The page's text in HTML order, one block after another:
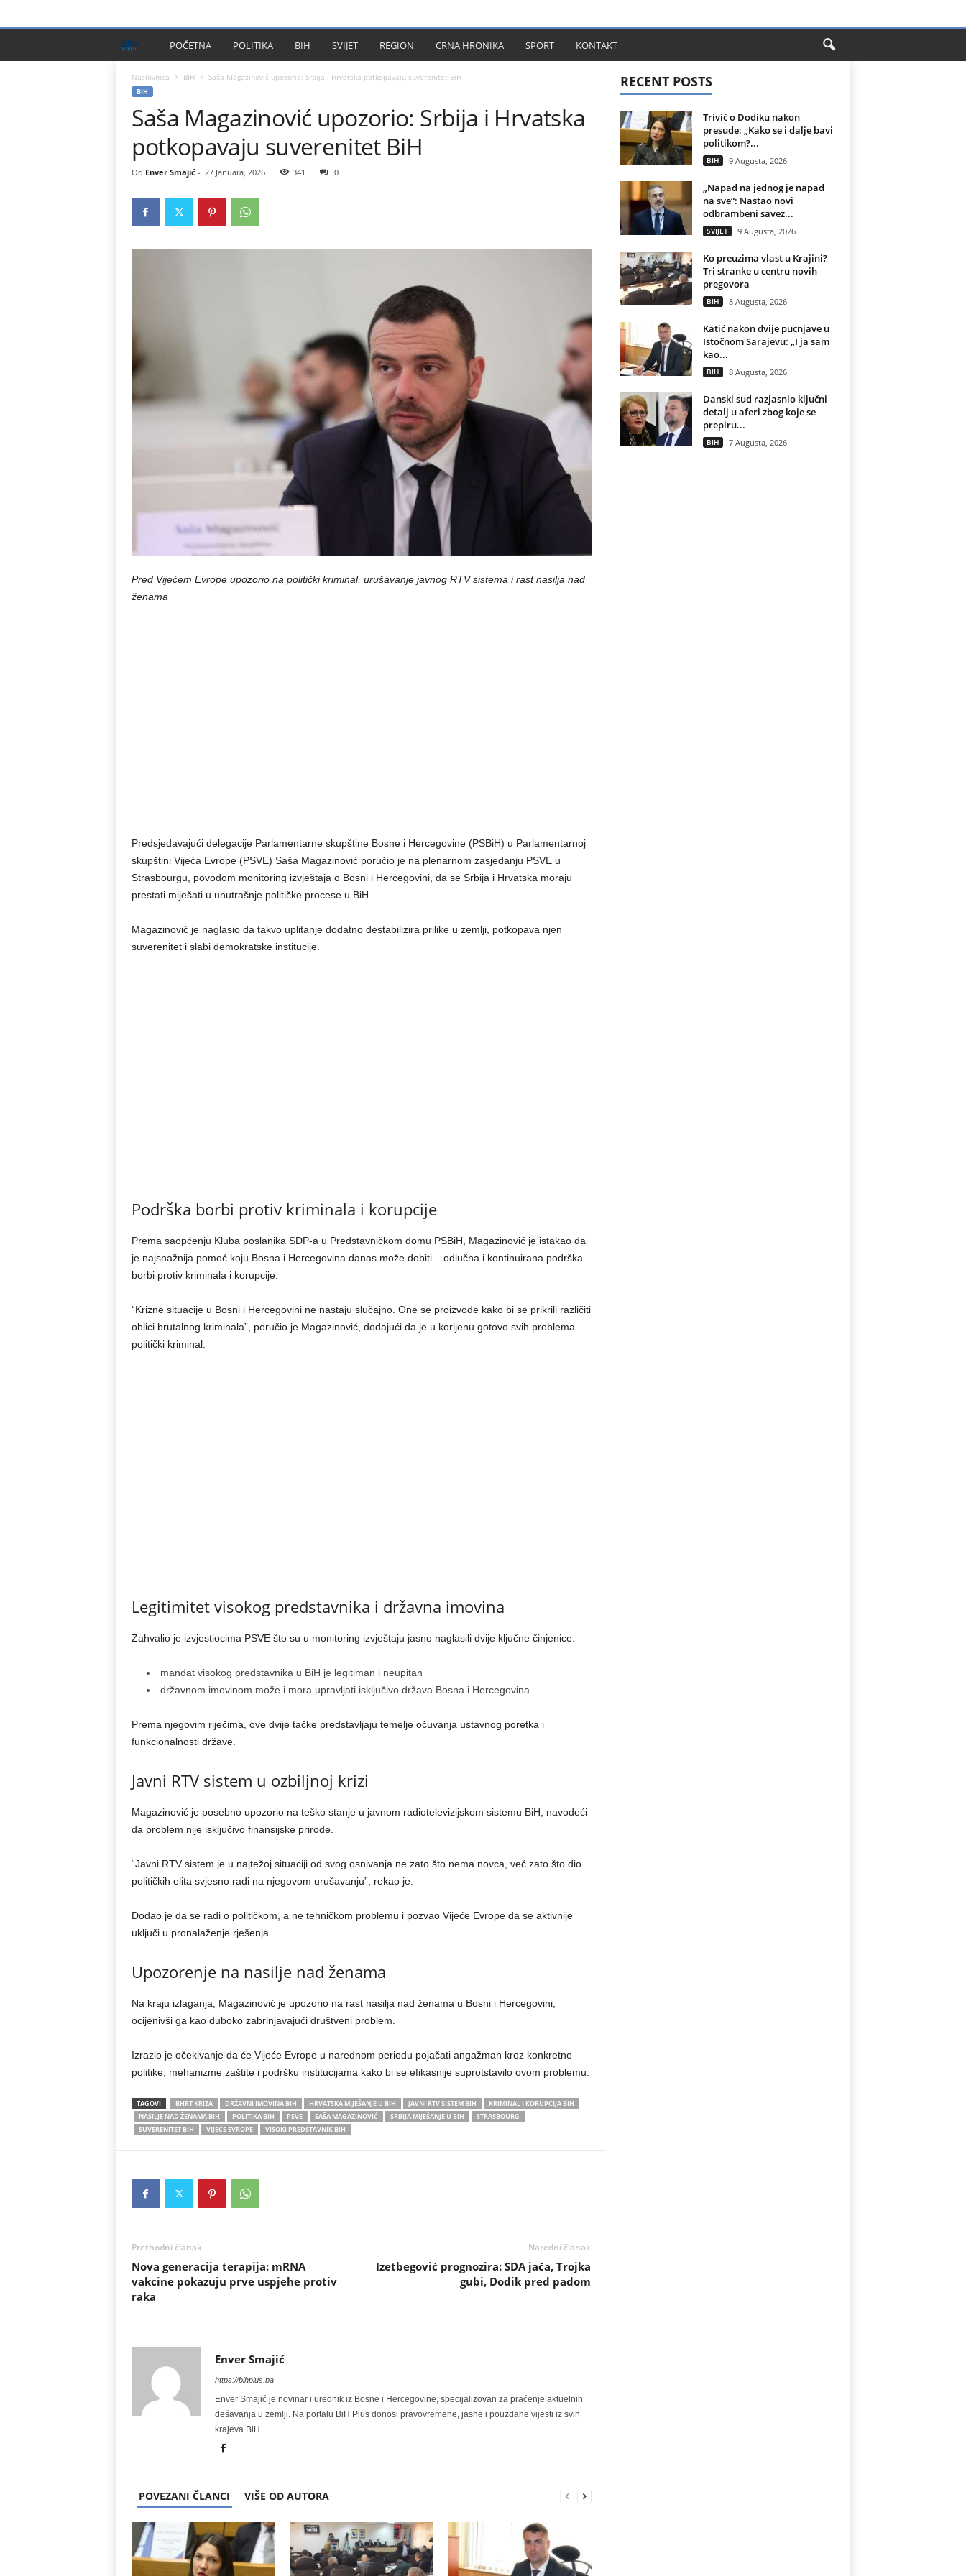
I
H
P
l
u
POČETNA POLITIKA BIH SVIJET REGION CRNA HRONIKA SPORT KONTAKT
Naslovnica BIH Saša Magazinović upozorio: Srbija i Hrvatska potkopavaju suverenitet BiH
BIH
Saša Magazinović upozorio: Srbija i Hrvatska
potkopavaju suverenitet BiH
Od Enver Smajić- 27 Januara, 2026 341 0
Pred Vijećem Evrope upozorio na politički kriminal, urušavanje javnog RTV sistema i rast nasilja nad
ženama
Predsjedavajući delegacije Parlamentarne skupštine Bosne i Hercegovine (PSBiH) u Parlamentarnoj
skupštini Vijeća Evrope (PSVE) Saša Magazinović poručio je na plenarnom zasjedanju PSVE u
Strasbourgu, povodom monitoring izvještaja o Bosni i Hercegovini, da se Srbija i Hrvatska moraju
prestati miješati u unutrašnje političke procese u BiH.
Magazinović je naglasio da takvo uplitanje dodatno destabilizira prilike u zemlji, potkopava njen
suverenitet i slabi demokratske institucije.
Podrška borbi protiv kriminala i korupcije
Prema saopćenju Kluba poslanika SDP-a u Predstavničkom domu PSBiH, Magazinović je istakao da
je najsnažnija pomoć koju Bosna i Hercegovina danas može dobiti – odlučna i kontinuirana podrška
borbi protiv kriminala i korupcije.
“Krizne situacije u Bosni i Hercegovini ne nastaju slučajno. One se proizvode kako bi se prikrili različiti
oblici brutalnog kriminala”, poručio je Magazinović, dodajući da je u korijenu gotovo svih problema
politički kriminal.
Legitimitet visokog predstavnika i državna imovina
Zahvalio je izvjestiocima PSVE što su u monitoring izvještaju jasno naglasili dvije ključne činjenice:
mandat visokog predstavnika u BiH je legitiman i neupitan
državnom imovinom može i mora upravljati isključivo država Bosna i Hercegovina
Prema njegovim riječima, ove dvije tačke predstavljaju temelje očuvanja ustavnog poretka i
funkcionalnosti države.
Javni RTV sistem u ozbiljnoj krizi
Magazinović je posebno upozorio na teško stanje u javnom radiotelevizijskom sistemu BiH, navodeći
da problem nije isključivo finansijske prirode.
“Javni RTV sistem je u najtežoj situaciji od svog osnivanja ne zato što nema novca, već zato što dio
političkih elita svjesno radi na njegovom urušavanju”, rekao je.
Dodao je da se radi o političkom, a ne tehničkom problemu i pozvao Vijeće Evrope da se aktivnije
uključi u pronalaženje rješenja.
Upozorenje na nasilje nad ženama
Na kraju izlaganja, Magazinović je upozorio na rast nasilja nad ženama u Bosni i Hercegovini,
ocijenivši ga kao duboko zabrinjavajući društveni problem.
Izrazio je očekivanje da će Vijeće Evrope u narednom periodu pojačati angažman kroz konkretne
politike, mehanizme zaštite i podršku institucijama kako bi se efikasnije suprotstavilo ovom problemu.
TAGOVI BHRT KRIZA DRŽAVNI IMOVINA BIH HRVATSKA MIJEŠANJE U BIH JAVNI RTV SISTEM BIH
KRIMINAL I KORUPCIJA BIH
NASILJE NAD ŽENAMA BIH
POLITIKA BIH PSVE SAŠA MAGAZINOVIĆ SRBIJA MIJEŠANJE U BIH
STRASBOURG
SUVERENITET BIH
VIJEĆE EVROPE VISOKI PREDSTAVNIK BIH
Prethodni članak
Nova generacija terapija: mRNA
vakcine pokazuju prve uspjehe protiv
raka
Naredni članak
Izetbegović prognozira: SDA jača, Trojka
gubi, Dodik pred padom
Enver Smajić
https://bihplus.ba
Enver Smajić je novinar i urednik iz Bosne i Hercegovine, specijalizovan za praćenje aktuelnih
dešavanja u zemlji. Na portalu BiH Plus donosi pravovremene, jasne i pouzdane vijesti iz svih
krajeva BiH.
POVEZANI ČLANCI VIŠE OD AUTORA
RECENT POSTS
Trivić o Dodiku nakon
presude: „Kako se i dalje bavi
politikom?...
BIH 9 Augusta, 2026
„Napad na jednog je napad
na sve“: Nastao novi
odbrambeni savez...
SVIJET 9 Augusta, 2026
Ko preuzima vlast u Krajini?
Tri stranke u centru novih
pregovora
BIH 8 Augusta, 2026
Katić nakon dvije pucnjave u
Istočnom Sarajevu: „I ja sam
kao...
BIH 8 Augusta, 2026
Danski sud razjasnio ključni
detalj u aferi zbog koje se
prepiru...
BIH 7 Augusta, 2026